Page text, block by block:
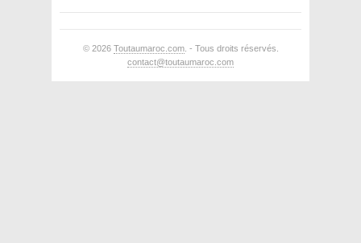
© 2026 Toutaumaroc.com. - Tous droits réservés.
contact@toutaumaroc.com